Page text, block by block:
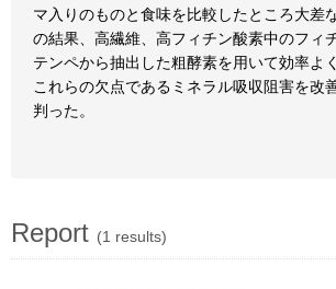
マ入りのものと食味を比較したところ大差
の結果、高繊維、高フィチン酸素中のフィ
テンペから抽出した粗酵素を用いて効率よ
これらの欠点であるミネラル吸収阻害を改
判った。
Report (1 results)